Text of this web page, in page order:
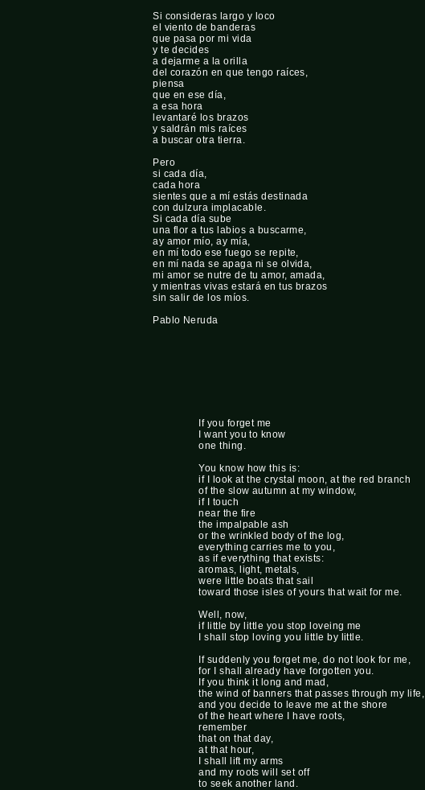
Si consideras largo y loco
el viento de banderas
que pasa por mi vida
y te decides
a dejarme a la orilla
del corazón en que tengo raíces,
piensa
que en ese día,
a esa hora
levantaré los brazos
y saldrán mis raíces
a buscar otra tierra.
Pero
si cada día,
cada hora
sientes que a mí estás destinada
con dulzura implacable.
Si cada día sube
una flor a tus labios a buscarme,
ay amor mío, ay mía,
en mí todo ese fuego se repite,
en mí nada se apaga ni se olvida,
mi amor se nutre de tu amor, amada,
y mientras vivas estará en tus brazos
sin salir de los míos.
Pablo Neruda
If you forget me
I want you to know
one thing.
You know how this is:
if I look at the crystal moon, at the red branch
of the slow autumn at my window,
if I touch
near the fire
the impalpable ash
or the wrinkled body of the log,
everything carries me to you,
as if everything that exists:
aromas, light, metals,
were little boats that sail
toward those isles of yours that wait for me.
Well, now,
if little by little you stop loveing me
I shall stop loving you little by little.
If suddenly you forget me, do not look for me,
for I shall already have forgotten you.
If you think it long and mad,
the wind of banners that passes through my life,
and you decide to leave me at the shore
of the heart where I have roots,
remember
that on that day,
at that hour,
I shall lift my arms
and my roots will set off
to seek another land.